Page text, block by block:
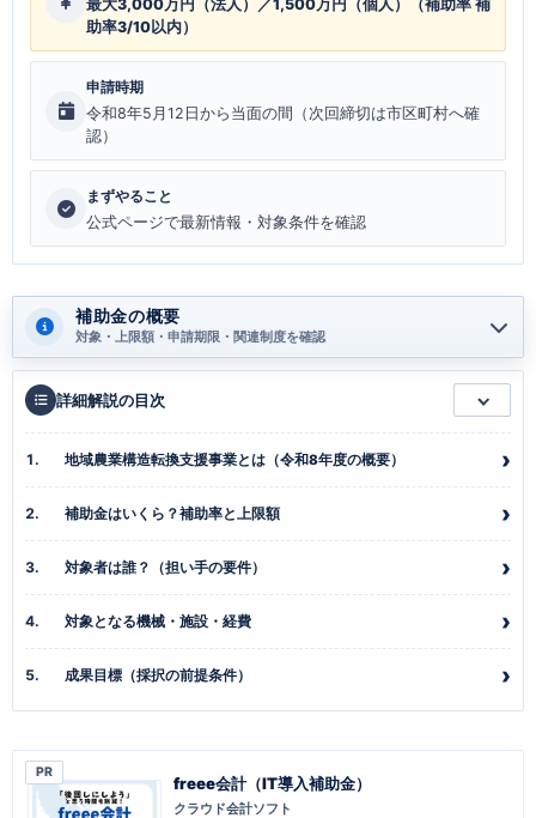
最大3,000万円（法人）／1,500万円（個人）（補助率 補
助率3/10以内）
申請時期
令和8年5月12日から当面の間（次回締切は市区町村へ確
認）
まずやること
公式ページで最新情報・対象条件を確認
補助金の概要
対象・上限額・申請期限・関連制度を確認
詳細解説の目次
地域農業構造転換支援事業とは（令和8年度の概要）
補助金はいくら？補助率と上限額
対象者は誰？（担い手の要件）
対象となる機械・施設・経費
成果目標（採択の前提条件）
PR
freee会計（IT導入補助金）
クラウド会計ソフト